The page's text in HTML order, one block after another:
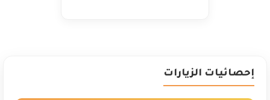
إحصائيات الزيارات